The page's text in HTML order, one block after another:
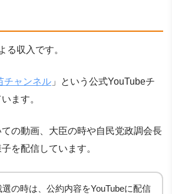
る収入です。
チャンネル 」という公式YouTubeチ
ます。
の動画、大臣の時や自民党政調会長
を配信しています。
選の時は、公約内容をYouTubeに配信